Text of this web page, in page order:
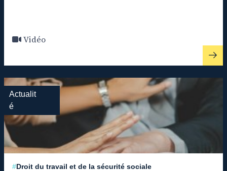
Vidéo
Actualit
é
#Droit du travail et de la sécurité sociale